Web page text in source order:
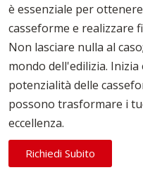
è essenziale per
casseforme e realizzare
Non lasciare nulla al
mondo dell'edilizia.
potenzialità delle
possono trasformare i
eccellenza.
Richiedi Subito